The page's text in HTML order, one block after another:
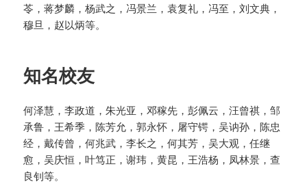
苓，蒋梦麟，杨武之，冯景兰，袁复礼，冯至，刘文典，
穆旦，赵以炳等。
知名校友
何泽慧，李政道，朱光亚，邓稼先，彭佩云，汪曾祺，邹
承鲁，王希季，陈芳允，郭永怀，屠守锷，吴讷孙，陈忠
经，戴传曾，何兆武，李长之，何其芳，吴大观，任继
愈，吴庆恒，叶笃正，谢玮，黄昆，王浩杨，凤林景，查
良钊等。